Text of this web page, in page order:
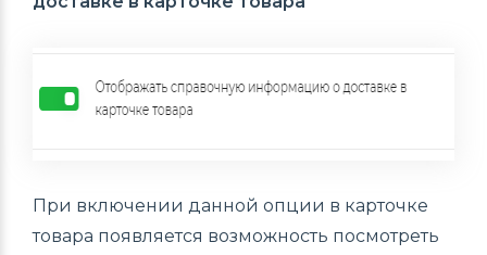
При включении данной опции в карточке
товара появляется возможность посмотреть